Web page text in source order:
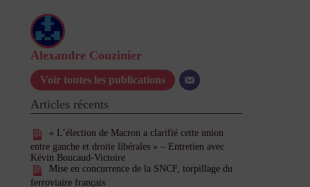
Alexandre Couzinier
Voir toutes les publications
Articles récents
« L’élection de Macron a clarifié cette union
entre gauche et droite libérales » – Entretien avec
Kévin Boucaud-Victoire
Mise en concurrence de la SNCF, torpillage du
ferroviaire français